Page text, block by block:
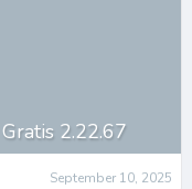
2.22.67
September 10, 2025